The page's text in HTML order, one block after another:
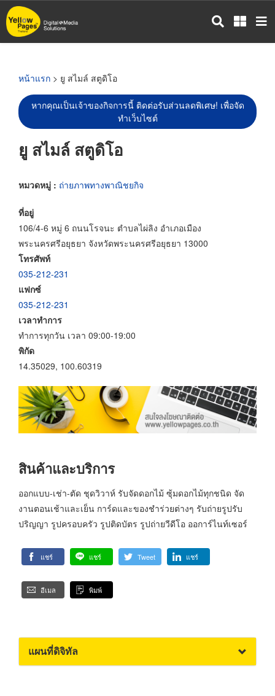
ข้าม
ไป
หน้าแรก > ยู สไมล์ สตูดิโอ
หากคุณเป็นเจ้าของกิจการนี้ ติดต่อรับส่วนลดพิเศษ! เพื่อจัด
ทำเว็บไซต์
ยู สไมล์ สตูดิโอ
หมวดหมู่ : ถ่ายภาพทางพาณิชยกิจ
ที่อยู่
106/4-6 หมู่ 6 ถนนโรจนะ ตำบลไผ่ลิง อำเภอเมือง
พระนครศรีอยุธยา จังหวัดพระนครศรีอยุธยา 13000
โทรศัพท์
035-212-231
แฟกซ์
035-212-231
เวลาทำการ
ทำการทุกวัน เวลา 09:00-19:00
พิกัด
14.35029, 100.60319
สินค้าและบริการ
ออกแบบ-เช่า-ตัด ชุดวิวาห์ รับจัดดอกไม้ ซุ้มดอกไม้ทุกชนิด จัด
งานตอนเช้าและเย็น การ์ดและของชำร่วยต่างๆ รับถ่ายรูปรับ
ปริญญา รูปครอบครัว รูปติดบัตร รูปถ่ายวีดีโอ ออการ์ไนท์เซอร์
แชร์ แชร์ Tweet แชร์
อีเมล พิมพ์
แผนที่ดิจิทัล